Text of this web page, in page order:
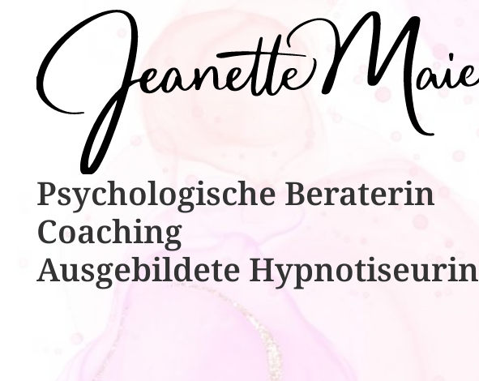
Psychologische ​​Beraterin
Coaching
Ausgebildete​ ​Hypnotiseurin